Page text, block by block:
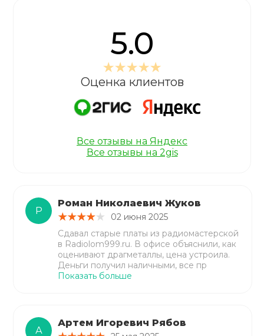
Р
Роман Николаевич Жуков
02 июня 2025
Сдавал старые платы из радиомастерской
в Radiolom999.ru. В офисе объяснили, как
оценивают драгметаллы, цена устроила.
Деньги получил наличными, все пр
Показать больше
А
Артем Игоревич Рябов
5.0
Оценка клиентов
Все отзывы на Яндекс
Все отзывы на 2gis